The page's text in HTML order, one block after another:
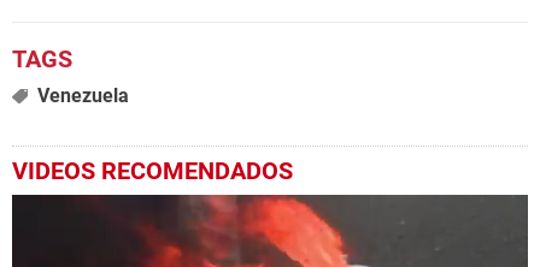
Venezuela
VIDEOS RECOMENDADOS